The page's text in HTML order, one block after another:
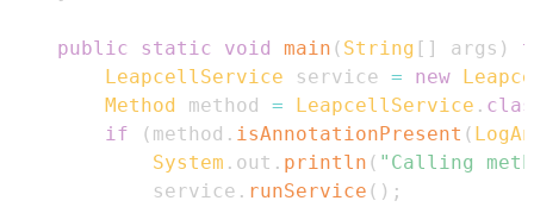
public static void main ( String [ ] args )
LeapcellService service = new
Method
method = LeapcellService .
if
( method . isAnnotationPresent (
System . out . println ( "Calling
            service
. runService ( ) ;